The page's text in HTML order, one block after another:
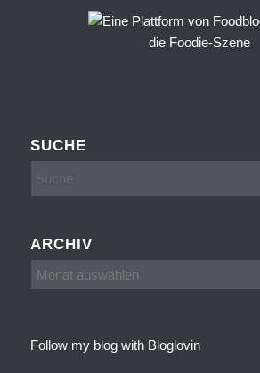
SUCHE
ARCHIV
Follow my blog with Bloglovin